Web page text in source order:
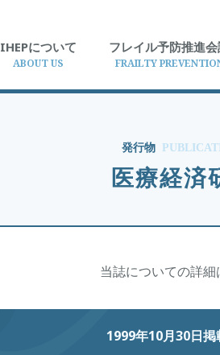
IHEPについて
ABOUT US
フレイル予防推進
FRAILTY
発行物
医療経済
当誌についての詳細
1999年10月30日掲